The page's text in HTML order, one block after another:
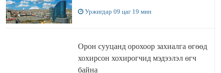
Уржигдар 09 цаг 19 мин
Орон сууцанд орохоор захиалга өгөөд
хохирсон хохирогчид мэдээлэл өгч
байна